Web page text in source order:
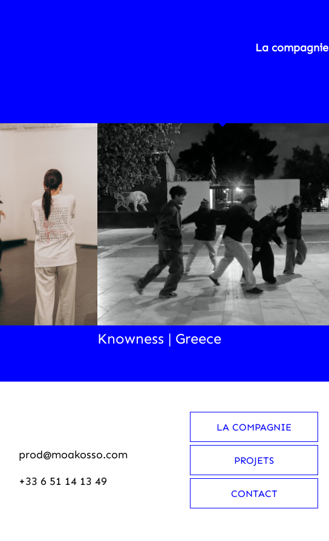
La compagnie
Knowness | Greece
prod@moakosso.com
+33 6 51 14 13 49
LA COMPAGNIE
PROJETS
CONTACT